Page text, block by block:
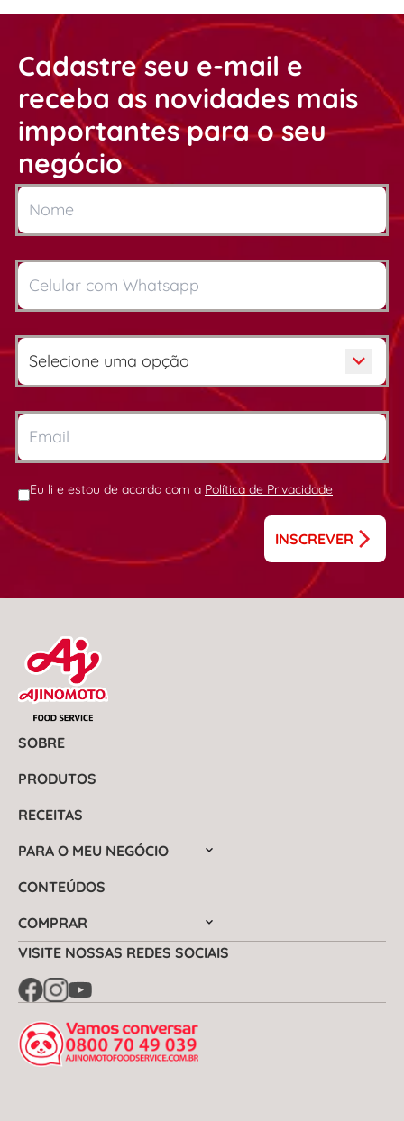
Cadastre seu e-mail e
receba as novidades mais
importantes para o seu
negócio
Eu li e estou de acordo com a Política de Privacidade
INSCREVER
SOBRE
PRODUTOS
RECEITAS
PARA O MEU NEGÓCIO
CONTEÚDOS
COMPRAR
VISITE NOSSAS REDES SOCIAIS